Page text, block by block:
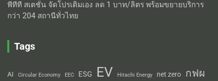
พีทีที สเตชั่น จัดโปรเติมเอง ลด 1 บาท/ลิตร พร้อมขยายบริการ
กว่า 204 สถานีทั่วไทย
Tags
AI Circular Economy EEC ESG EV Hitachi Energy net zero กฟผ